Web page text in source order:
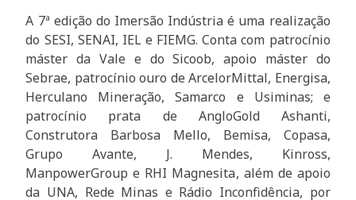
A 7ª edição do Imersão Indústria é uma realização
do SESI, SENAI, IEL e FIEMG. Conta com patrocínio
máster da Vale e do Sicoob, apoio máster do
Sebrae, patrocínio ouro de ArcelorMittal, Energisa,
Herculano Mineração, Samarco e Usiminas; e
patrocínio prata de AngloGold Ashanti,
Construtora Barbosa Mello, Bemisa, Copasa,
Grupo Avante, J. Mendes, Kinross,
ManpowerGroup e RHI Magnesita, além de apoio
da UNA, Rede Minas e Rádio Inconfidência, por